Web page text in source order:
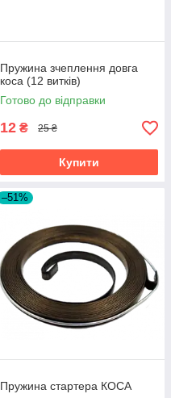
Пружина зчеплення довга
коса (12 витків)
Готово до відправки
12 ₴ 25 ₴
Купити
–51%
Пружина стартера КОСА